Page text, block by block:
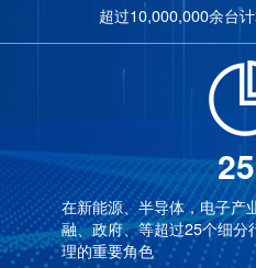
超过10,000,000余台
在新能源、半导体，电子产
融、政府、等超过25个细分
理的重要角色